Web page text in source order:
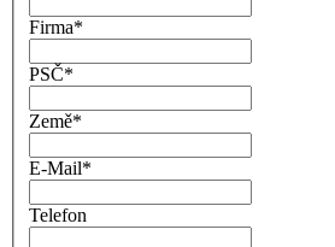
Firma*
PSČ*
Země*
E-Mail*
Telefon